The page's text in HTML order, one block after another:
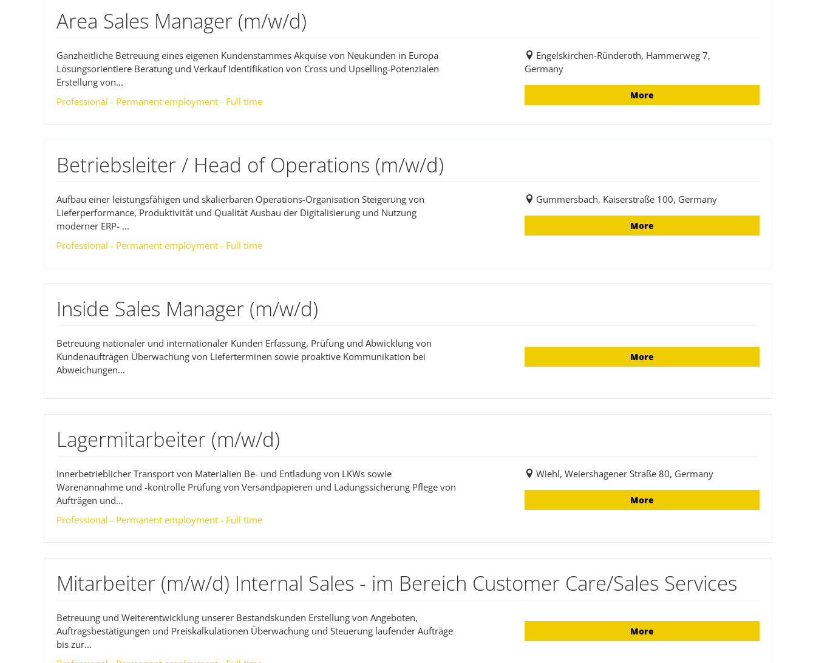
Area Sales Manager (m/w/d)
Ganzheitliche Betreuung eines eigenen Kundenstammes Akquise von Neukunden in Europa
Lösungsorientiere Beratung und Verkauf Identifikation von Cross und Upselling-Potenzialen
Erstellung von...
Professional - Permanent employment - Full time
Engelskirchen-Ründeroth, Hammerweg 7,
Germany
More
Betriebsleiter / Head of Operations (m/w/d)
Aufbau einer leistungsfähigen und skalierbaren Operations-Organisation Steigerung von
Lieferperformance, Produktivität und Qualität Ausbau der Digitalisierung und Nutzung
moderner ERP- ...
Professional - Permanent employment - Full time
Gummersbach, Kaiserstraße 100, Germany
More
Inside Sales Manager (m/w/d)
Betreuung nationaler und internationaler Kunden Erfassung, Prüfung und Abwicklung von
Kundenaufträgen Überwachung von Lieferterminen sowie proaktive Kommunikation bei
Abweichungen...
More
Lagermitarbeiter (m/w/d)
Innerbetrieblicher Transport von Materialien Be- und Entladung von LKWs sowie
Warenannahme und -kontrolle Prüfung von Versandpapieren und Ladungssicherung Pflege von
Aufträgen und...
Professional - Permanent employment - Full time
Wiehl, Weiershagener Straße 80, Germany
More
Mitarbeiter (m/w/d) Internal Sales - im Bereich Customer Care/Sales Services
Betreuung und Weiterentwicklung unserer Bestandskunden Erstellung von Angeboten,
Auftragsbestätigungen und Preiskalkulationen Überwachung und Steuerung laufender Aufträge
bis zur...
More